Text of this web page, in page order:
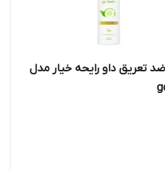
تعریق داو رایحه خیار مدل